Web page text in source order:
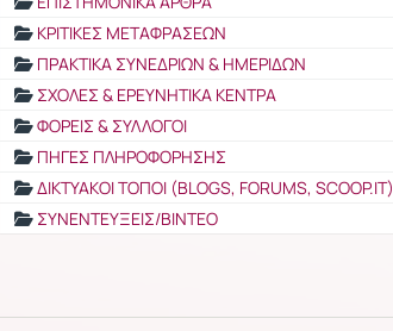
ΚΡΙΤΙΚΕΣ ΜΕΤΑΦΡΑΣΕΩΝ
ΠΡΑΚΤΙΚΑ ΣΥΝΕΔΡΙΩΝ & ΗΜΕΡΙΔΩΝ
ΣΧΟΛΕΣ & ΕΡΕΥΝΗΤΙΚΑ ΚΕΝΤΡΑ
ΦΟΡΕΙΣ & ΣΥΛΛΟΓΟΙ
ΠΗΓΕΣ ΠΛΗΡΟΦΟΡΗΣΗΣ
ΔΙΚΤΥΑΚΟΙ ΤΟΠΟΙ (BLOGS, FORUMS, SCOOP.IT)
ΣΥΝΕΝΤΕΥΞΕΙΣ/ΒΙΝΤΕΟ